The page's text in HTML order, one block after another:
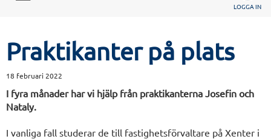
LOGGA IN
Praktikanter på plats
18 februari 2022
I fyra månader har vi hjälp från praktikanterna Josefin och
Nataly.
I vanliga fall studerar de till fastighetsförvaltare på Xenter i